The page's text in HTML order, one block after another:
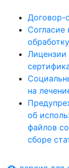
Договор-
Согласие
Лицензии
на
об
файлов
сборе